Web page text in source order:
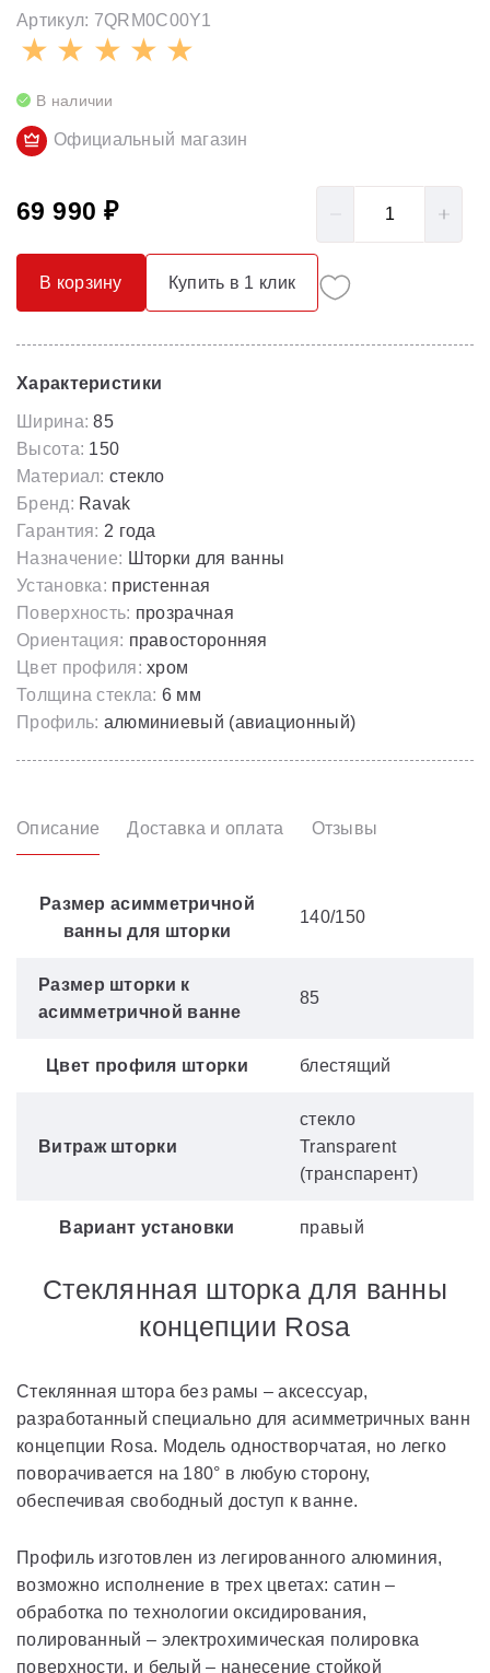
Артикул: 7QRM0C00Y1
В наличии
Официальный магазин
69 990 ₽
В корзину Купить в 1 клик
Характеристики
Ширина: 85
Высота: 150
Материал: стекло
Бренд: Ravak
Гарантия: 2 года
Назначение: Шторки для ванны
Установка: пристенная
Поверхность: прозрачная
Ориентация: правосторонняя
Цвет профиля: хром
Толщина стекла: 6 мм
Профиль: алюминиевый (авиационный)
Описание Доставка и оплата Отзывы
Размер асимметричной
ванны для шторки
140/150
Размер шторки к
асимметричной ванне
85
Цвет профиля шторки блестящий
Витраж шторки
стекло
Transparent
(транспарент)
Вариант установки правый
Стеклянная шторка для ванны
концепции Rosa
Стеклянная штора без рамы – аксессуар,
разработанный специально для асимметричных ванн
концепции Rosa. Модель одностворчатая, но легко
поворачивается на 180° в любую сторону,
обеспечивая свободный доступ к ванне.
Профиль изготовлен из легированного алюминия,
возможно исполнение в трех цветах: сатин –
обработка по технологии оксидирования,
полированный – электрохимическая полировка
поверхности, и белый – нанесение стойкой